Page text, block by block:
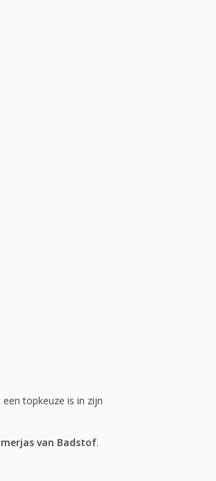
topkeuze is in zijn
van Badstof.